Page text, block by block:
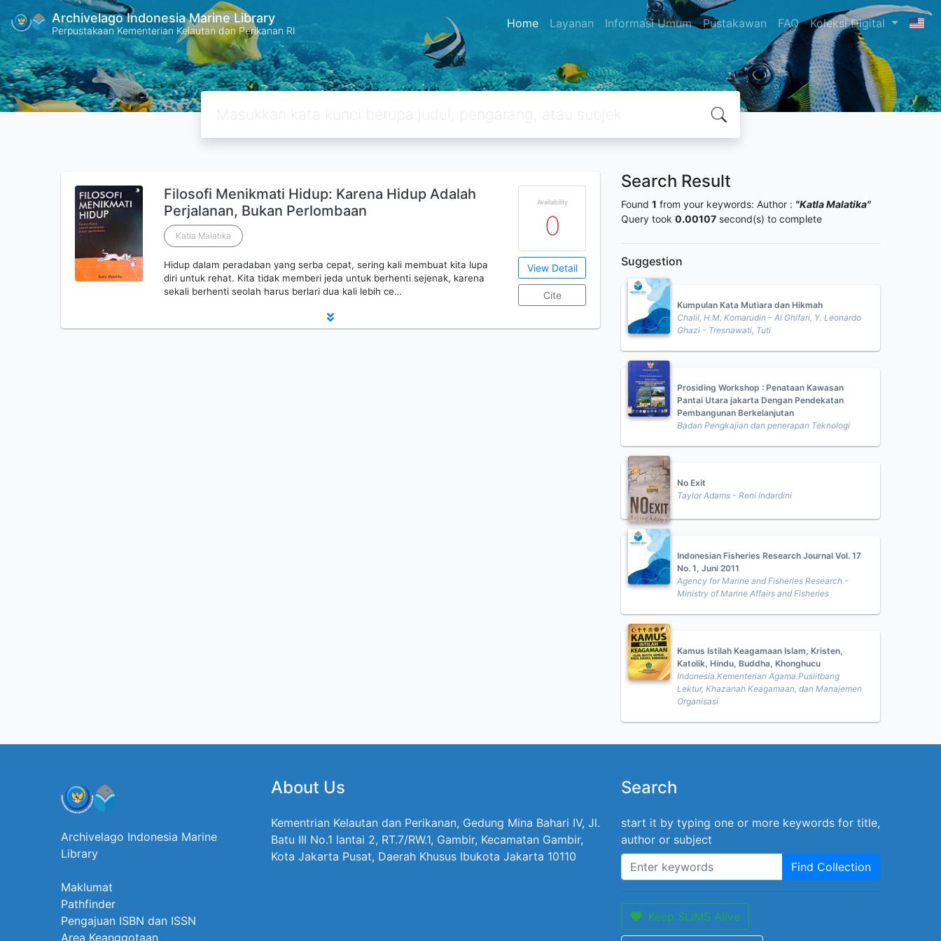
Archivelago Indonesia Marine Library
Perpustakaan Kementerian Kelautan dan Perikanan RI Home Layanan Informasi Umum Pustakawan FAQ Koleksi Digital
Filosofi Menikmati Hidup: Karena Hidup Adalah
Perjalanan, Bukan Perlombaan
Katla Malatika
Hidup dalam peradaban yang serba cepat, sering kali membuat kita lupa
diri untuk rehat. Kita tidak memberi jeda untuk berhenti sejenak, karena
sekali berhenti seolah harus berlari dua kali lebih ce…
Availability
0
View Detail
Cite
Search Result
Found 1 from your keywords: Author : "Katla Malatika"
Query took 0.00107 second(s) to complete
Suggestion
Kumpulan Kata Mutiara dan Hikmah
Chalil, H.M. Komarudin - Al Ghifari, Y. Leonardo
Ghazi - Tresnawati, Tuti
Prosiding Workshop : Penataan Kawasan
Pantai Utara jakarta Dengan Pendekatan
Pembangunan Berkelanjutan
Badan Pengkajian dan penerapan Teknologi
No Exit
Taylor Adams - Reni Indardini
Indonesian Fisheries Research Journal Vol. 17
No. 1, Juni 2011
Agency for Marine and Fisheries Research -
Ministry of Marine Affairs and Fisheries
Kamus Istilah Keagamaan Islam, Kristen,
Katolik, Hindu, Buddha, Khonghucu
Indonesia.Kementerian Agama.Puslitbang
Lektur, Khazanah Keagamaan, dan Manajemen
Organisasi
Archivelago Indonesia Marine
Library
Maklumat
Pathfinder
Pengajuan ISBN dan ISSN
Area Keanggotaan
About Us
Kementrian Kelautan dan Perikanan, Gedung Mina Bahari IV, Jl.
Batu III No.1 lantai 2, RT.7/RW.1, Gambir, Kecamatan Gambir,
Kota Jakarta Pusat, Daerah Khusus Ibukota Jakarta 10110
Search
start it by typing one or more keywords for title,
author or subject
Find Collection
Keep SLiMS Alive